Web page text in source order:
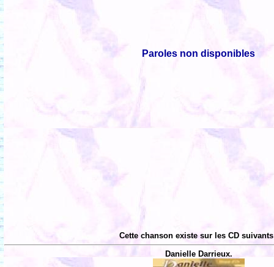
Paroles non disponibles
Cette chanson existe sur les CD
Danielle Darrieux.